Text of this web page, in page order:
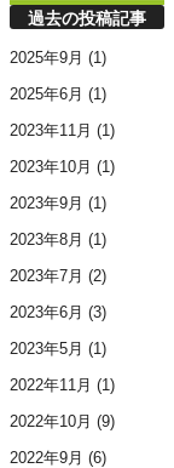
過去の投稿記事
2025年9月 (1)
2025年6月 (1)
2023年11月 (1)
2023年10月 (1)
2023年9月 (1)
2023年8月 (1)
2023年7月 (2)
2023年6月 (3)
2023年5月 (1)
2022年11月 (1)
2022年10月 (9)
2022年9月 (6)